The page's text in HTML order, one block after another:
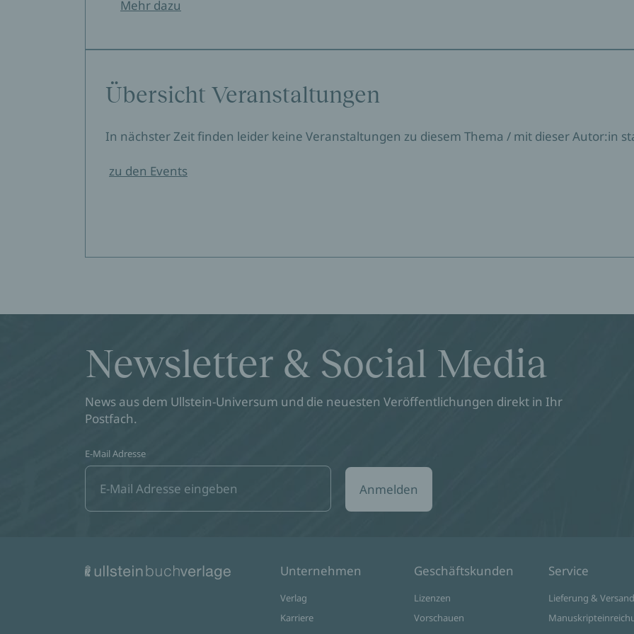
Mehr dazu
Übersicht Veranstaltungen
In nächster Zeit finden leider keine Veranstaltungen zu diesem Thema / mit dieser Autor:in
zu den Events
Newsletter & Social Media
News aus dem Ullstein-Universum und die neuesten Veröffentlichungen direkt in Ihr
Postfach.
E-Mail Adresse
Anmelden
Unternehmen
Verlag
Karriere
Geschäftskunden
Lizenzen
Vorschauen
Service
Lieferung & Versand